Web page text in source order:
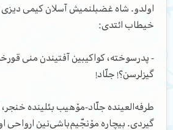
اولدو. شاه غضبلنمیش آسلان کیمی
خیطاب ائتدی:
- پدرسوخته، کواکیبین آفتیندن منی
گیزلرسن؟! جلّاد!
طرفه‌العینده جلّاد-مۆهیب بئلینده
گیردی. بیچاره مۆنجّیم‌باشی‌نین ارواحی